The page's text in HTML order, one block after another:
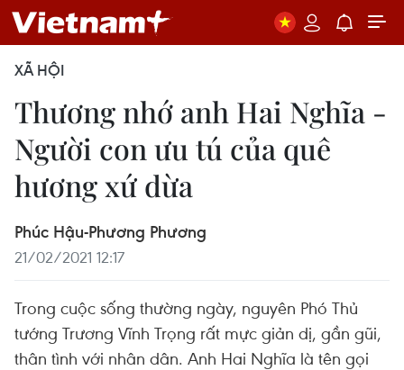
XÃ HỘI
Thương nhớ anh Hai Nghĩa -
Người con ưu tú của quê
hương xứ dừa
Phúc Hậu-Phương Phương
21/02/2021 12:17
Trong cuộc sống thường ngày, nguyên Phó Thủ
tướng Trương Vĩnh Trọng rất mực giản dị, gần gũi,
thân tình với nhân dân. Anh Hai Nghĩa là tên gọi